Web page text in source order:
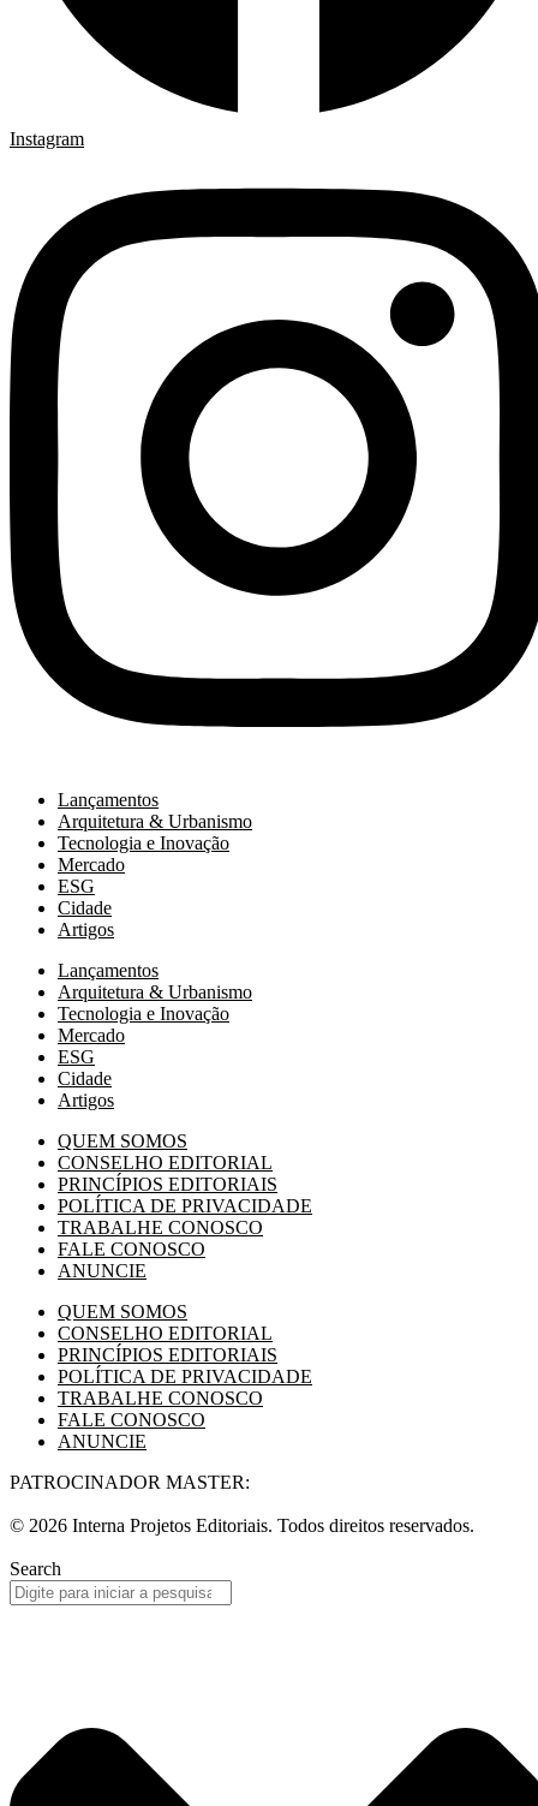
Instagram
Lançamentos
Arquitetura & Urbanismo
Tecnologia e Inovação
Mercado
ESG
Cidade
Artigos
Lançamentos
Arquitetura & Urbanismo
Tecnologia e Inovação
Mercado
ESG
Cidade
Artigos
QUEM SOMOS
CONSELHO EDITORIAL
PRINCÍPIOS EDITORIAIS
POLÍTICA DE PRIVACIDADE
TRABALHE CONOSCO
FALE CONOSCO
ANUNCIE
QUEM SOMOS
CONSELHO EDITORIAL
PRINCÍPIOS EDITORIAIS
POLÍTICA DE PRIVACIDADE
TRABALHE CONOSCO
FALE CONOSCO
ANUNCIE
PATROCINADOR MASTER:
© 2026 Interna Projetos Editoriais. Todos direitos reservados.
Search